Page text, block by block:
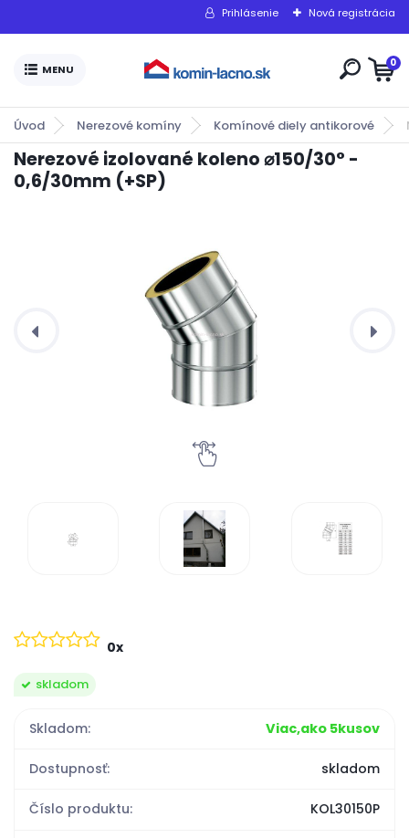
Prihlásenie Nová registrácia
0
Úvod Nerezové komíny Komínové diely antikorové
Nerezové izolované koleno ⌀150/30° -
0,6/30mm (+SP)
skladom
0x
Skladom: Viac,ako 5kusov
Dostupnosť: skladom
Číslo produktu: KOL30150P